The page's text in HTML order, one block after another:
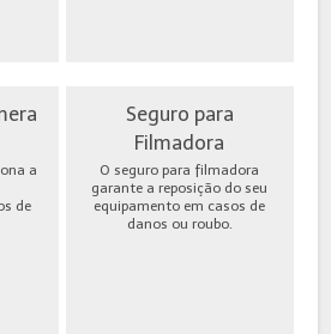
a
de
Seguro para
Filmadora
O seguro para filmadora
garante a reposição do seu
equipamento em casos de
danos ou roubo.